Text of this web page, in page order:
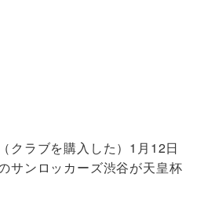
クラブを購入した）1月12日
サンロッカーズ渋谷が天皇杯